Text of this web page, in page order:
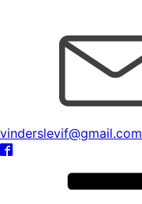
vinderslevif@gmail.com